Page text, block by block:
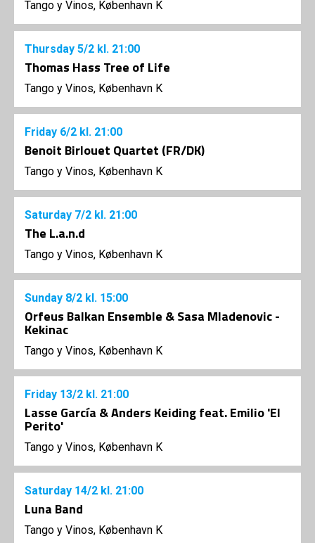
Tango y Vinos, København K
Thursday 5/2 kl. 21:00
Thomas Hass Tree of Life
Tango y Vinos, København K
Friday 6/2 kl. 21:00
Benoit Birlouet Quartet (FR/DK)
Tango y Vinos, København K
Saturday 7/2 kl. 21:00
The L.a.n.d
Tango y Vinos, København K
Sunday 8/2 kl. 15:00
Orfeus Balkan Ensemble & Sasa Mladenovic -
Kekinac
Tango y Vinos, København K
Friday 13/2 kl. 21:00
Lasse García & Anders Keiding feat. Emilio 'El
Perito'
Tango y Vinos, København K
Saturday 14/2 kl. 21:00
Luna Band
Tango y Vinos, København K